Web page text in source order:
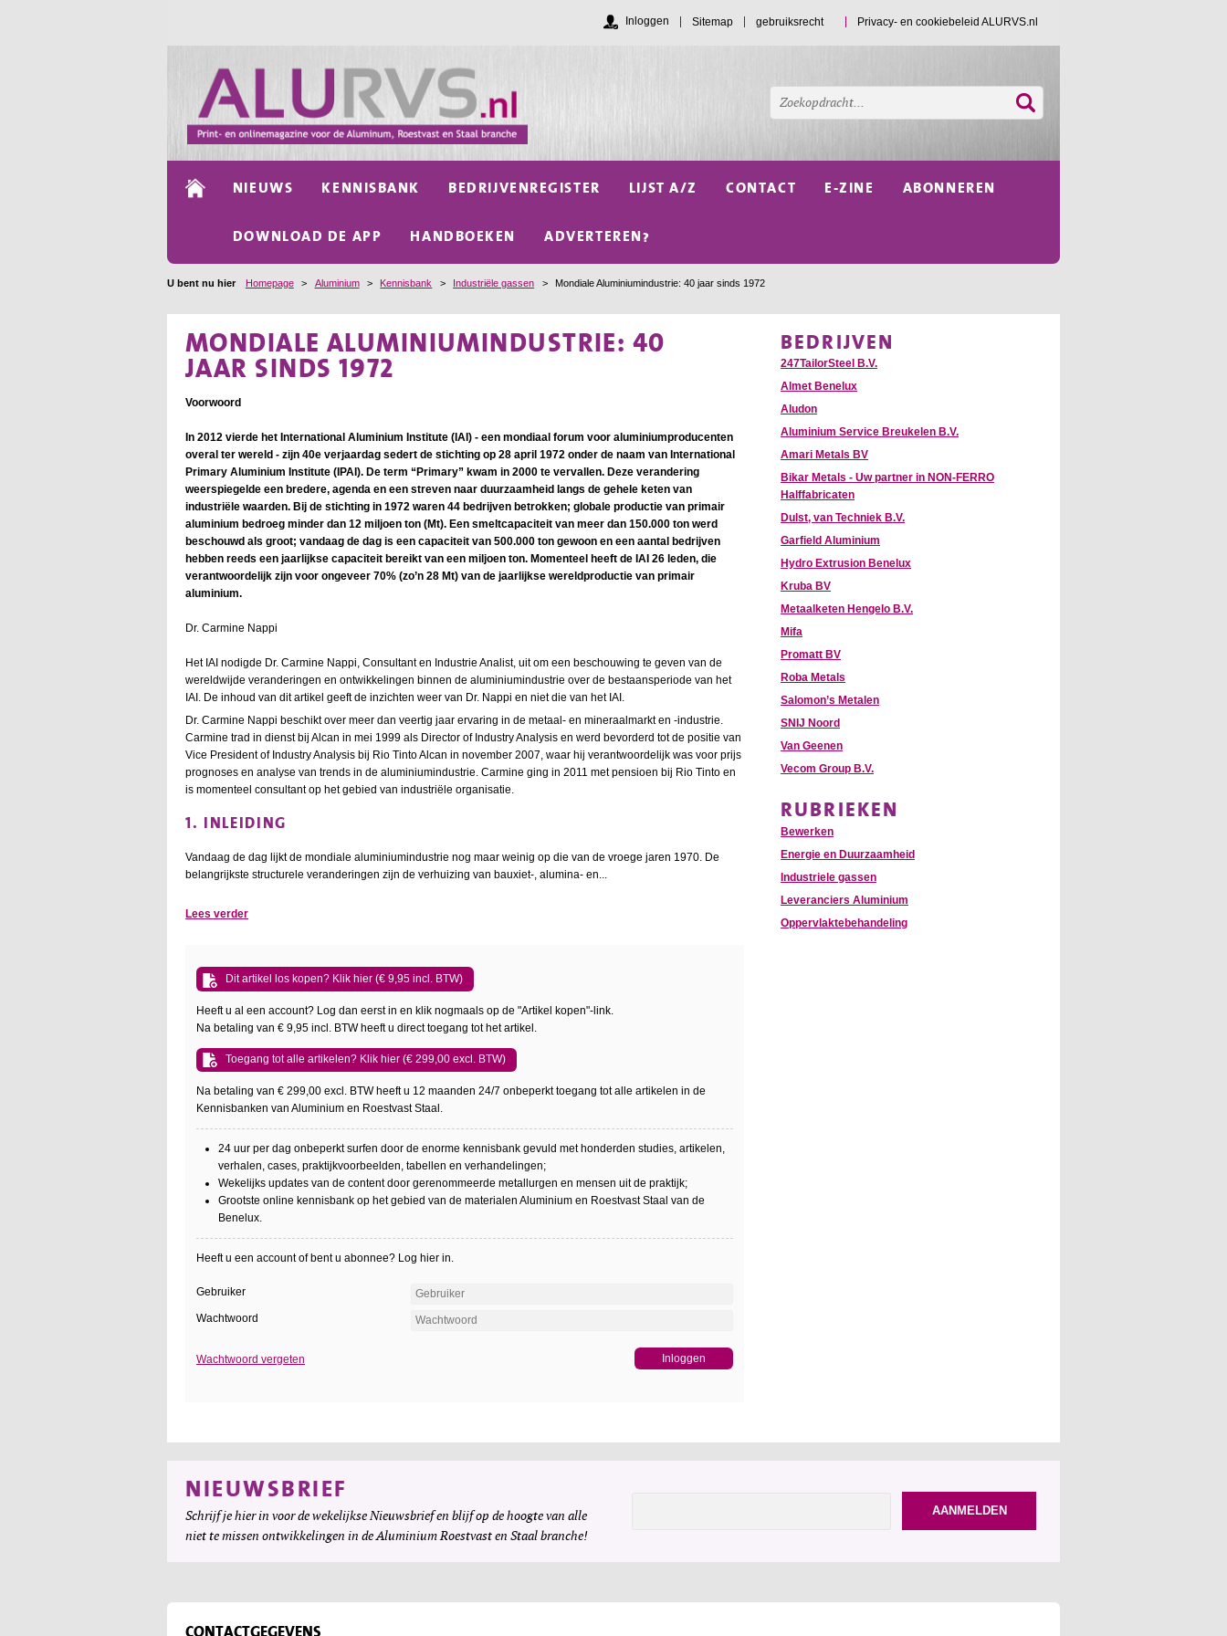
Sitemap gebruiksrecht Privacy- en cookiebeleid ALURVS.nl
Inloggen
NIEUWS KENNISBANK BEDRIJVENREGISTER LIJST A/Z CONTACT E-ZINE ABONNEREN
DOWNLOAD DE APP HANDBOEKEN ADVERTEREN?
U bent nu hier Homepage > Aluminium > Kennisbank > Industriële gassen > Mondiale Aluminiumindustrie: 40 jaar sinds 1972
MONDIALE ALUMINIUMINDUSTRIE: 40
JAAR SINDS 1972
Voorwoord
In 2012 vierde het International Aluminium Institute (IAI) - een mondiaal forum voor aluminiumproducenten
overal ter wereld - zijn 40e verjaardag sedert de stichting op 28 april 1972 onder de naam van International
Primary Aluminium Institute (IPAI). De term “Primary” kwam in 2000 te vervallen. Deze verandering
weerspiegelde een bredere, agenda en een streven naar duurzaamheid langs de gehele keten van
industriële waarden. Bij de stichting in 1972 waren 44 bedrijven betrokken; globale productie van primair
aluminium bedroeg minder dan 12 miljoen ton (Mt). Een smeltcapaciteit van meer dan 150.000 ton werd
beschouwd als groot; vandaag de dag is een capaciteit van 500.000 ton gewoon en een aantal bedrijven
hebben reeds een jaarlijkse capaciteit bereikt van een miljoen ton. Momenteel heeft de IAI 26 leden, die
verantwoordelijk zijn voor ongeveer 70% (zo’n 28 Mt) van de jaarlijkse wereldproductie van primair
aluminium.
Dr. Carmine Nappi
Het IAI nodigde Dr. Carmine Nappi, Consultant en Industrie Analist, uit om een beschouwing te geven van de
wereldwijde veranderingen en ontwikkelingen binnen de aluminiumindustrie over de bestaansperiode van het
IAI. De inhoud van dit artikel geeft de inzichten weer van Dr. Nappi en niet die van het IAI.
Dr. Carmine Nappi beschikt over meer dan veertig jaar ervaring in de metaal- en mineraalmarkt en -industrie.
Carmine trad in dienst bij Alcan in mei 1999 als Director of Industry Analysis en werd bevorderd tot de positie van
Vice President of Industry Analysis bij Rio Tinto Alcan in november 2007, waar hij verantwoordelijk was voor prijs
prognoses en analyse van trends in de aluminiumindustrie. Carmine ging in 2011 met pensioen bij Rio Tinto en
is momenteel consultant op het gebied van industriële organisatie.
1. INLEIDING
Vandaag de dag lijkt de mondiale aluminiumindustrie nog maar weinig op die van de vroege jaren 1970. De
belangrijkste structurele veranderingen zijn de verhuizing van bauxiet-, alumina- en...
Lees verder
Dit artikel los kopen? Klik hier (€ 9,95 incl. BTW)
Heeft u al een account? Log dan eerst in en klik nogmaals op de "Artikel kopen"-link.
Na betaling van € 9,95 incl. BTW heeft u direct toegang tot het artikel.
Toegang tot alle artikelen? Klik hier (€ 299,00 excl. BTW)
Na betaling van € 299,00 excl. BTW heeft u 12 maanden 24/7 onbeperkt toegang tot alle artikelen in de
Kennisbanken van Aluminium en Roestvast Staal.
24 uur per dag onbeperkt surfen door de enorme kennisbank gevuld met honderden studies, artikelen,
verhalen, cases, praktijkvoorbeelden, tabellen en verhandelingen;
Wekelijks updates van de content door gerenommeerde metallurgen en mensen uit de praktijk;
Grootste online kennisbank op het gebied van de materialen Aluminium en Roestvast Staal van de
Benelux.
Heeft u een account of bent u abonnee? Log hier in.
Gebruiker
Wachtwoord
Wachtwoord vergeten
BEDRIJVEN
247TailorSteel B.V.
Almet Benelux
Aludon
Aluminium Service Breukelen B.V.
Amari Metals BV
Bikar Metals - Uw partner in NON-FERRO
Halffabricaten
Dulst, van Techniek B.V.
Garfield Aluminium
Hydro Extrusion Benelux
Kruba BV
Metaalketen Hengelo B.V.
Mifa
Promatt BV
Roba Metals
Salomon’s Metalen
SNIJ Noord
Van Geenen
Vecom Group B.V.
RUBRIEKEN
Bewerken
Energie en Duurzaamheid
Industriele gassen
Leveranciers Aluminium
Oppervlaktebehandeling
NIEUWSBRIEF
Schrijf je hier in voor de wekelijkse Nieuwsbrief en blijf op de hoogte van alle
niet te missen ontwikkelingen in de Aluminium Roestvast en Staal branche!